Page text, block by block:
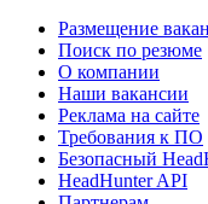
Размещение
Поиск по резюме
О компании
Наши вакансии
Реклама на сайте
Требования к ПО
Безопасный
HeadHunter API